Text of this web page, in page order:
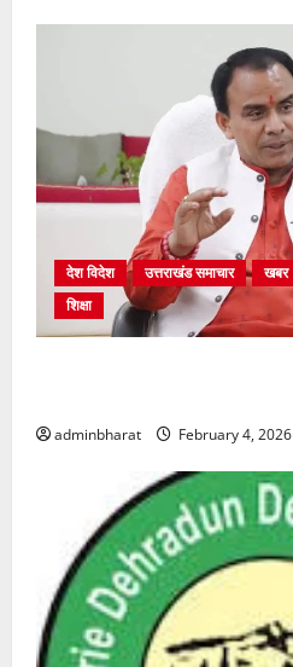
देश विदेश उत्तराखंड समाचार खबर
शिक्षा
adminbharat February 4, 2026